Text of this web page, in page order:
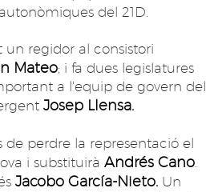
del 21D.
regidor al consistori
Mateo; i fa dues legislatures
a l'equip de govern del
Josep Llensa.
de perdre la representació el
i substituirà Andrés Cano.
Jacobo García-Nieto. Un